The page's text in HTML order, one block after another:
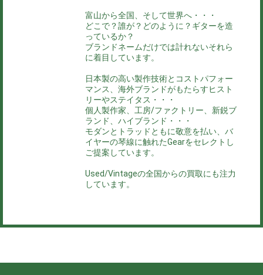
富山から全国、そして世界へ・・・
どこで？誰が？どのように？ギターを造
っているか？
ブランドネームだけでは計れないそれら
に着目しています。
日本製の高い製作技術とコストパフォー
マンス、海外ブランドがもたらすヒスト
リーやステイタス・・・
個人製作家、工房/ファクトリー、新鋭ブ
ランド、ハイブランド・・・
モダンとトラッドともに敬意を払い、バ
イヤーの琴線に触れたGearをセレクトし
ご提案しています。
Used/Vintageの全国からの買取にも注力
しています。